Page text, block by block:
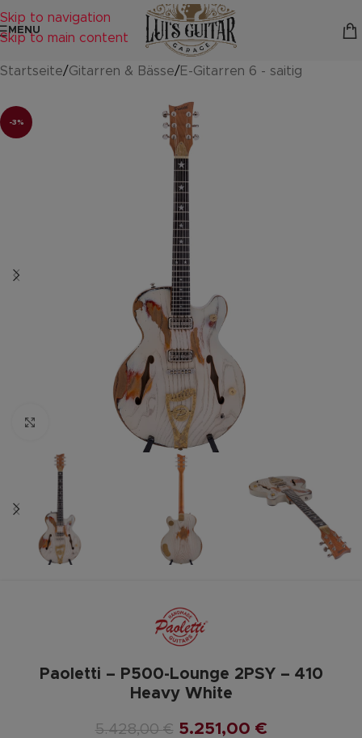
Skip to navigation
Skip to main content
MENU
Startseite/Gitarren & Bässe/E-Gitarren 6 - saitig
-3%
Zum vergrößern anklicken
Paoletti – P500-Lounge 2PSY – 410
Heavy White
5.428,00€ 5.251,00 €